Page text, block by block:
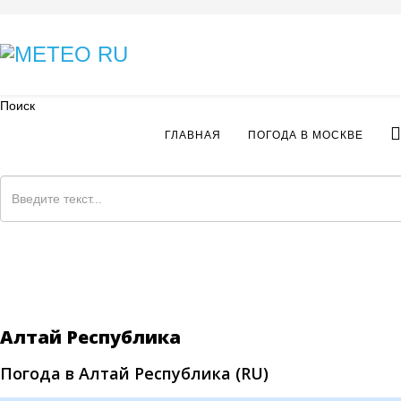
ГЛАВНАЯ ПОГОДА В МОСКВЕ
Поиск
Алтай Республика
Погода в Алтай Республика (RU)